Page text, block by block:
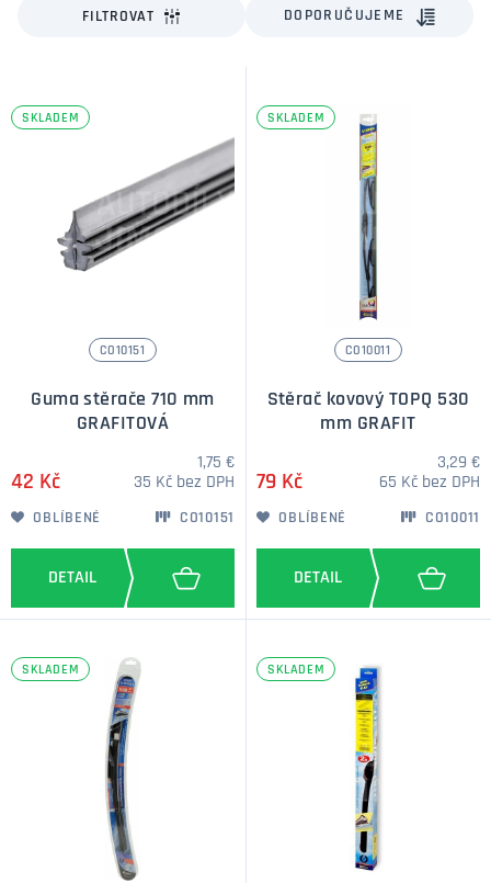
FILTROVAT DOPORUČUJEME
SKLADEM
CO10151
Guma stěrače 710 mm
GRAFITOVÁ
42 Kč
1,75 €
35 Kč bez DPH
OBLÍBENÉ CO10151
SKLADEM
CO10011
Stěrač kovový TOPQ 530
mm GRAFIT
79 Kč
3,29 €
65 Kč bez DPH
OBLÍBENÉ CO10011
SKLADEM SKLADEM